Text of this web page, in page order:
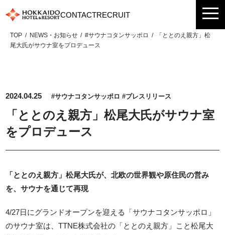
Skip
content
CONTACTRECRUIT
TOP NEWS・お知らせ #サウナコタンサッポロ
「ととのえ親方」松
尾大氏がサウナ室をプロデュース
2024.04.25 #サウナコタンサッポロ #プレスリリース
「ととのえ親方」松尾大氏がサウナ室
をプロデュース
「ととのえ親方」松尾大氏が、北欧の世界観や原住民の営み
を、サウナを通じて再現
4/27日にグランドオープンを迎える「サウナコタンサッポロ」
のサウナ室は、TTNE株式会社の「ととのえ親方」こと松尾大